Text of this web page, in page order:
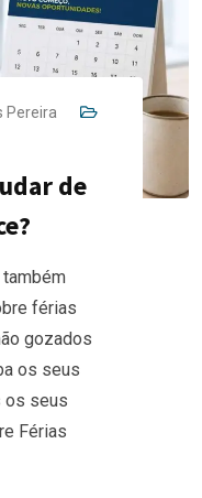
Pereira
de
férias
gozados
os seus
os seus
Férias